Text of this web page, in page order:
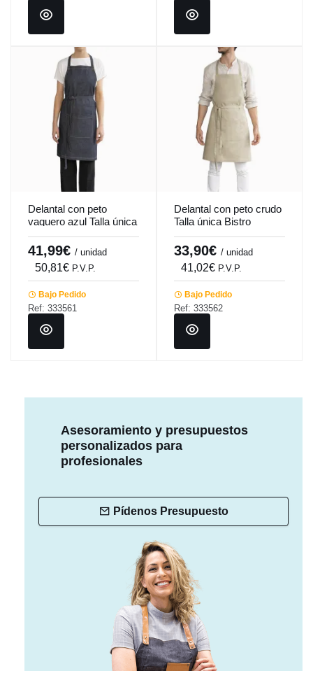
Delantal con peto
vaquero azul Talla única
Bistro Pro.mundi
41,99€ / unidad
50,81€ P.V.P.
Bajo Pedido
Ref: 333561
Delantal con peto crudo
Talla única Bistro
Pro.mundi
33,90€ / unidad
41,02€ P.V.P.
Bajo Pedido
Ref: 333562
Asesoramiento y presupuestos
personalizados para
profesionales
Pídenos Presupuesto